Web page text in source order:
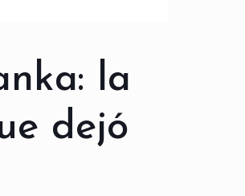
la
dejó